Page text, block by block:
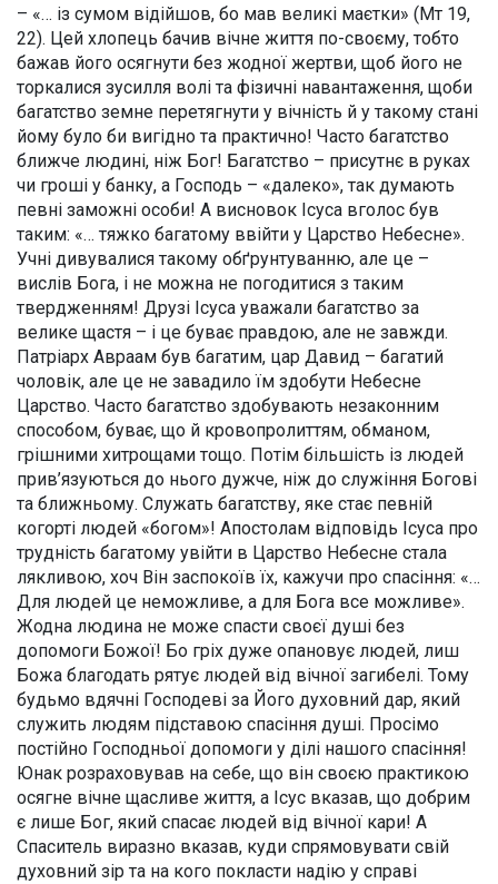
– «… із сумом відійшов, бо мав великі маєтки» (Мт 19,
22). Цей хлопець бачив вічне життя по-своєму, тобто
бажав його осягнути без жодної жертви, щоб його не
торкалися зусилля волі та фізичні навантаження, щоби
багатство земне перетягнути у вічність й у такому стані
йому було би вигідно та практично! Часто багатство
ближче людині, ніж Бог! Багатство – присутнє в руках
чи гроші у банку, а Господь – «далеко», так думають
певні заможні особи! А висновок Ісуса вголос був
таким: «… тяжко багатому ввійти у Царство Небесне».
Учні дивувалися такому обґрунтуванню, але це –
вислів Бога, і не можна не погодитися з таким
твердженням! Друзі Ісуса уважали багатство за
велике щастя – і це буває правдою, але не завжди.
Патріарх Авраам був багатим, цар Давид – багатий
чоловік, але це не завадило їм здобути Небесне
Царство. Часто багатство здобувають незаконним
способом, буває, що й кровопролиттям, обманом,
грішними хитрощами тощо. Потім більшість із людей
прив’язуються до нього дужче, ніж до служіння Богові
та ближньому. Служать багатству, яке стає певній
когорті людей «богом»! Апостолам відповідь Ісуса про
трудність багатому увійти в Царство Небесне стала
лякливою, хоч Він заспокоїв їх, кажучи про спасіння: «…
Для людей це неможливе, а для Бога все можливе».
Жодна людина не може спасти своєї душі без
допомоги Божої! Бо гріх дуже опановує людей, лиш
Божа благодать рятує людей від вічної загибелі. Тому
будьмо вдячні Господеві за Його духовний дар, який
служить людям підставою спасіння душі. Просімо
постійно Господньої допомоги у ділі нашого спасіння!
Юнак розраховував на себе, що він своєю практикою
осягне вічне щасливе життя, а Ісус вказав, що добрим
є лише Бог, який спасає людей від вічної кари! А
Спаситель виразно вказав, куди спрямовувати свій
духовний зір та на кого покласти надію у справі